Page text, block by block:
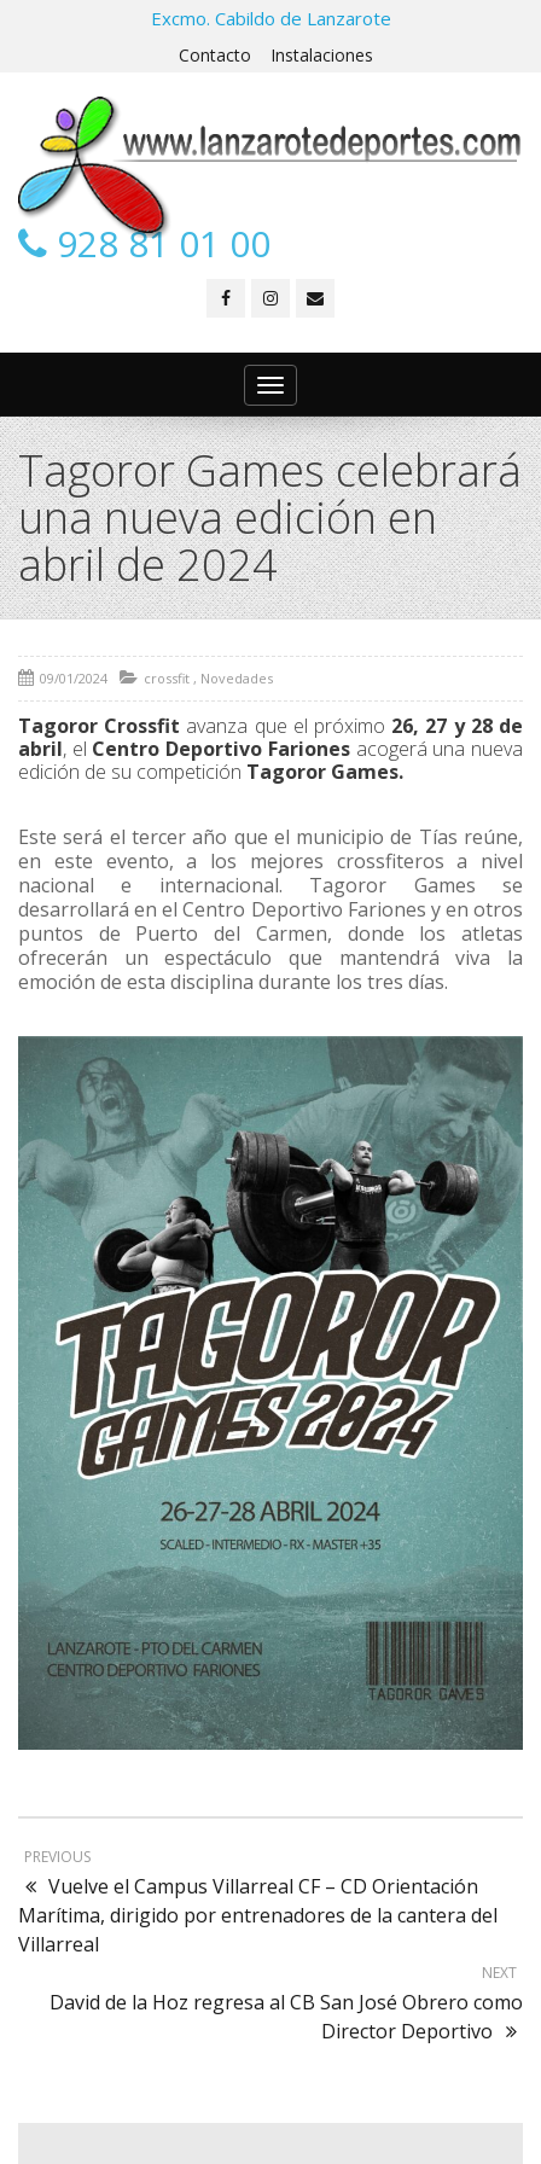
Excmo. Cabildo de Lanzarote
Contacto Instalaciones
928 81 01 00
Toggle
navigation
Tagoror Games celebrará
una nueva edición en
abril de 2024
09/01/2024 crossfit , Novedades
Tagoror Crossfit avanza que el próximo 26, 27 y 28 de
abril, el Centro Deportivo Farionesacogerá una nueva
edición de su competición Tagoror Games.
Este será el tercer año que el municipio de Tías reúne,
en este evento, a los mejores crossfiteros a nivel
nacional e internacional. Tagoror Games se
desarrollará en el Centro Deportivo Fariones y en otros
puntos de Puerto del Carmen, donde los atletas
ofrecerán un espectáculo que mantendrá viva la
emoción de esta disciplina durante los tres días.
PREVIOUS
Vuelve el Campus Villarreal CF – CD Orientación
Marítima, dirigido por entrenadores de la cantera del
Villarreal
NEXT
David de la Hoz regresa al CB San José Obrero como
Director Deportivo